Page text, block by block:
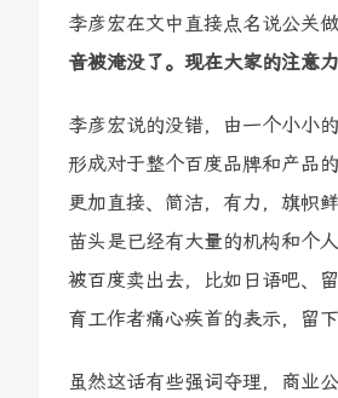
李彦宏在文中直接点名说公关
音被淹没了。现在大家的注意
李彦宏说的没错，由一个小小
形成对于整个百度品牌和产品
更加直接、简洁，有力，旗帜
苗头是已经有大量的机构和个
被百度卖出去，比如日语吧、
育工作者痛心疾首的表示，留
虽然这话有些强词夺理，商业